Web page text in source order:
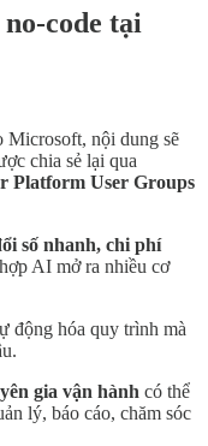
code tại
Microsoft, nội dung sẽ
chia sẻ lại qua
Platform User Groups
số nhanh, chi phí
AI mở ra nhiều cơ
động hóa quy trình mà
gia vận hành có thể
lý, báo cáo, chăm sóc